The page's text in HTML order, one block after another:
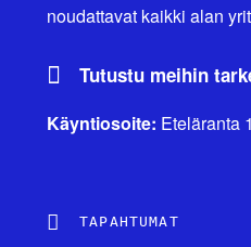
noudattavat kaikki alan
Tutustu meihin
Käyntiosoite: Eteläranta
TAPAHTUMAT